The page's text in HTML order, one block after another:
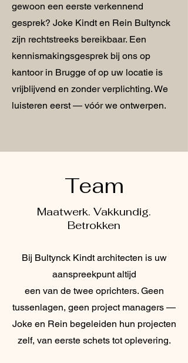
gewoon een eerste verkennend
gesprek? Joke Kindt en Rein Bultynck
zijn rechtstreeks bereikbaar. Een
kennismakingsgesprek bij ons op
kantoor in Brugge of op uw locatie is
vrijblijvend en zonder verplichting. We
luisteren eerst — vóór we ontwerpen.
Team
Maatwerk. Vakkundig.
Betrokken
Bij Bultynck Kindt architecten is uw
aanspreekpunt altijd
een van de twee oprichters. Geen
tussenlagen, geen project managers —
Joke en Rein begeleiden hun projecten
zelf, van eerste schets tot oplevering.